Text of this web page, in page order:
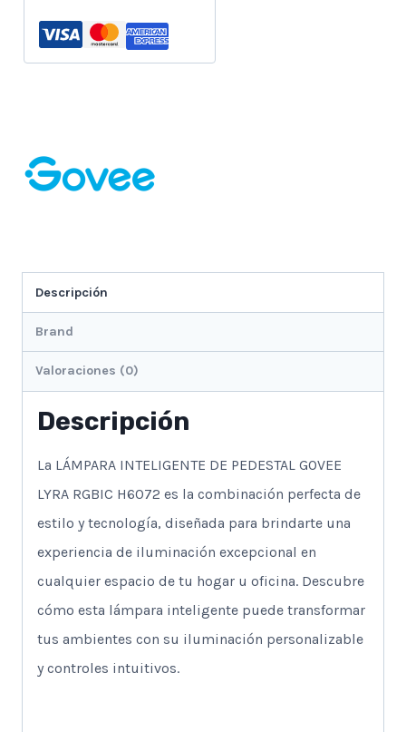
Descripción
Brand
Valoraciones (0)
Descripción
La LÁMPARA INTELIGENTE DE PEDESTAL GOVEE
LYRA RGBIC H6072 es la combinación perfecta de
estilo y tecnología, diseñada para brindarte una
experiencia de iluminación excepcional en
cualquier espacio de tu hogar u oficina. Descubre
cómo esta lámpara inteligente puede transformar
tus ambientes con su iluminación personalizable
y controles intuitivos.